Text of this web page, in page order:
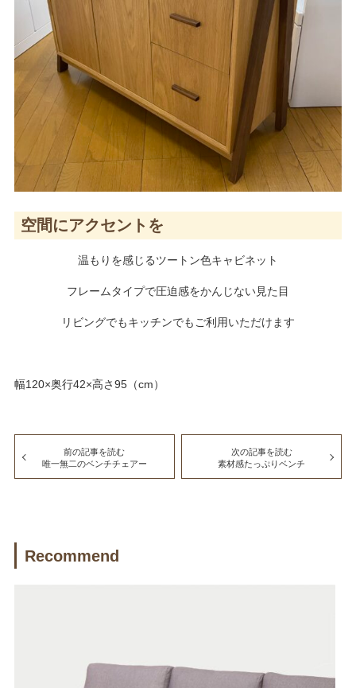
空間にアクセントを
温もりを感じるツートン色キャビネット
フレームタイプで圧迫感をかんじない見た目
リビングでもキッチンでもご利用いただけます
幅120×奥行42×高さ95（cm）
前の記事を読む
唯一無二のベンチチェアー
次の記事を読む
素材感たっぷりベンチ
Recommend